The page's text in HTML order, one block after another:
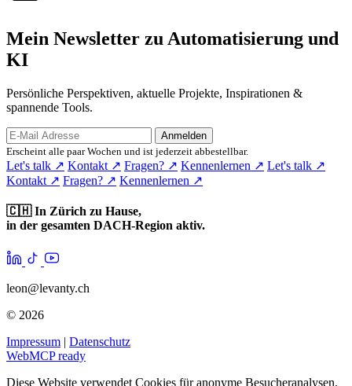
Mein Newsletter zu Automatisierung und
KI
Persönliche Perspektiven, aktuelle Projekte, Inspirationen &
spannende Tools.
Anmelden
Erscheint alle paar Wochen und ist jederzeit abbestellbar.
Let's talk ↗ Kontakt ↗ Fragen? ↗ Kennenlernen ↗ Let's talk ↗
Kontakt ↗ Fragen? ↗ Kennenlernen ↗
🇨🇭In Zürich zu Hause,
in der gesamten DACH-Region aktiv.
leon@levanty.ch
© 2026
Impressum | Datenschutz
WebMCP ready
Diese Website verwendet Cookies für anonyme Besucheranalysen.